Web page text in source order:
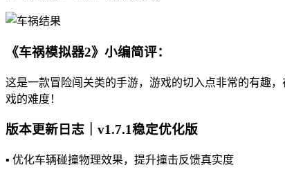
《车祸模拟器2》小编简评：
这是一款冒险闯关类的手游，游戏的切入点非常的有趣
戏的难度！
版本更新日志｜v1.7.1稳定优化版
▪️ 优化车辆碰撞物理效果，提升撞击反馈真实度